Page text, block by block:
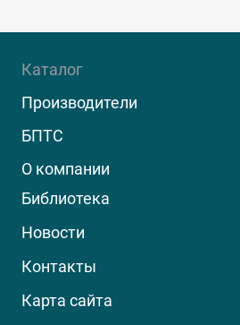
Каталог
Производители
БПТС
О компании
Библиотека
Новости
Контакты
Карта сайта